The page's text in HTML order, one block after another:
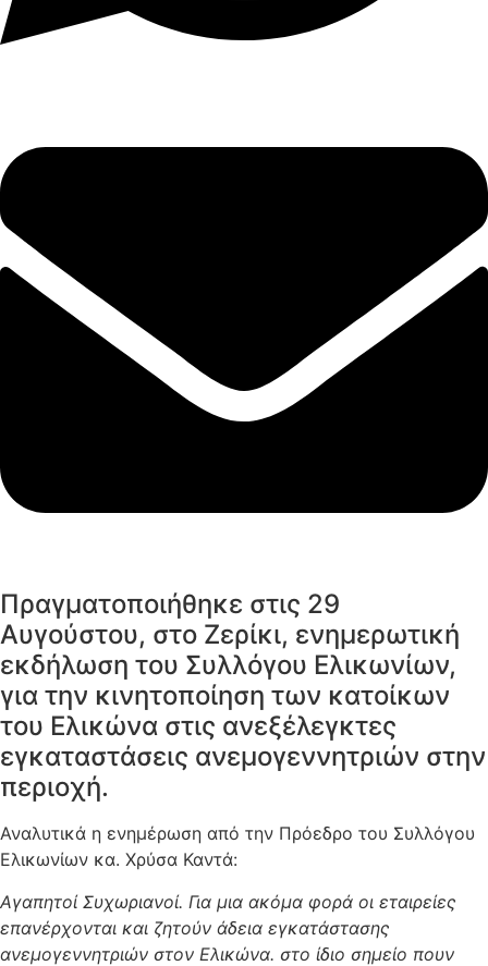
Πραγματοποιήθηκε στις 29
Αυγούστου, στο Ζερίκι, ενημερωτική
εκδήλωση του Συλλόγου Ελικωνίων,
για την κινητοποίηση των κατοίκων
του Ελικώνα στις ανεξέλεγκτες
εγκαταστάσεις ανεμογεννητριών στην
περιοχή.
Αναλυτικά η ενημέρωση από την Πρόεδρο του Συλλόγου
Ελικωνίων κα. Χρύσα Καντά:
Αγαπητοί Συχωριανοί. Για μια ακόμα φορά οι εταιρείες
επανέρχονται και ζητούν άδεια εγκατάστασης
ανεμογεννητριών στον Ελικώνα. στο ίδιο σημείο πουν